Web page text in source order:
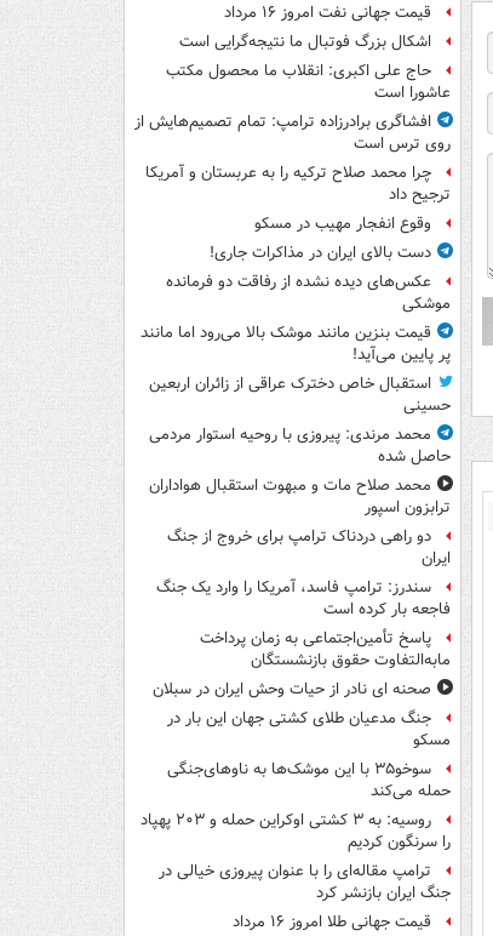
قیمت جهانی نفت امروز ۱۶ مرداد
اشکال بزرگ فوتبال ما نتیجه‌گرایی است
حاج علی اکبری: انقلاب ما محصول مکتب
عاشورا است
افشاگری برادرزاده ترامپ: تمام تصمیم‌هایش از
روی ترس است
چرا محمد صلاح ترکیه را به عربستان و آمریکا
ترجیح داد
وقوع انفجار مهیب در مسکو
دست بالای ایران در مذاکرات جاری!
عکس‌های دیده نشده از رفاقت دو فرمانده‌
موشکی
قیمت بنزین مانند موشک بالا می‌رود اما مانند
پر پایین می‌آید!
استقبال خاص دخترک عراقی از زائران اربعین
حسینی
محمد مرندی: پیروزی با روحیه استوار مردمی
حاصل شده
محمد صلاح مات و مبهوت استقبال هواداران
ترابزون اسپور
دو راهی دردناک ترامپ برای خروج از جنگ
ایران
سندرز: ترامپ فاسد، آمریکا را وارد یک جنگ
فاجعه بار کرده است
پاسخ تأمین‌اجتماعی به زمان پرداخت
مابه‌التفاوت حقوق بازنشستگان
صحنه ای نادر از حیات وحش ایران در سبلان
جنگ مدعیان طلای کشتی جهان این بار در
مسکو
سوخو۳۵ با این موشک‌ها به ناوهای‌جنگی
حمله می‌کند
روسیه: به ۳ کشتی اوکراین حمله و ۲۰۳ پهپاد
را سرنگون کردیم
ترامپ مقاله‌ای را با عنوان پیروزی خیالی در
جنگ ایران بازنشر کرد
قیمت جهانی طلا امروز ۱۶ مرداد